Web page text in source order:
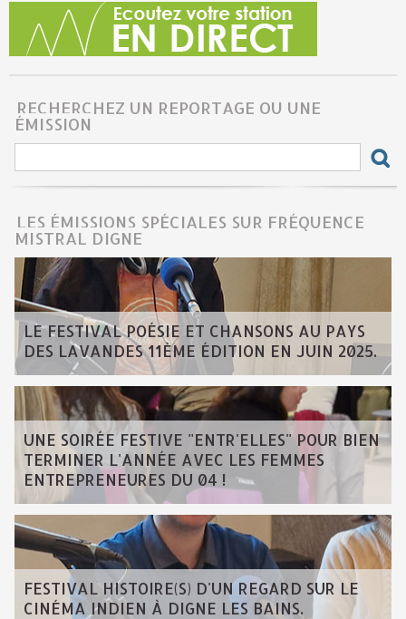
RECHERCHEZ UN REPORTAGE OU UNE
ÉMISSION
LES ÉMISSIONS SPÉCIALES SUR FRÉQUENCE
MISTRAL DIGNE
LE FESTIVAL POÉSIE ET CHANSONS AU PAYS
DES LAVANDES 11ÈME ÉDITION EN JUIN 2025.
UNE SOIRÉE FESTIVE "ENTR'ELLES" POUR BIEN
TERMINER L'ANNÉE AVEC LES FEMMES
ENTREPRENEURES DU 04 !
FESTIVAL HISTOIRE(S) D'UN REGARD SUR LE
CINÉMA INDIEN À DIGNE LES BAINS.